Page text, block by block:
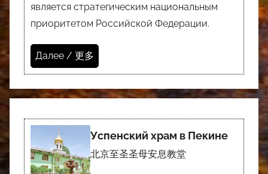
является стратегическим национальным
приоритетом Российской Федерации.
Далее / 更多
Успенский храм в Пекине
北京至圣圣母安息教堂